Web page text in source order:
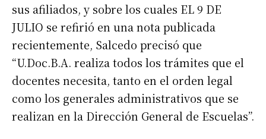
sus afiliados, y sobre los cuales EL 9 DE
JULIO se refirió en una nota publicada
recientemente, Salcedo precisó que
“U.Doc.B.A. realiza todos los trámites que el
docentes necesita, tanto en el orden legal
como los generales administrativos que se
realizan en la Dirección General de Escuelas”.